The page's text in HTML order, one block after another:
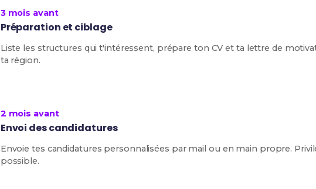
3 mois avant
Préparation et ciblage
Liste les structures qui t'intéressent, prépare ton CV et ta lettre de
ta région.
2 mois avant
Envoi des candidatures
Envoie tes candidatures personnalisées par mail ou en main propre.
possible.